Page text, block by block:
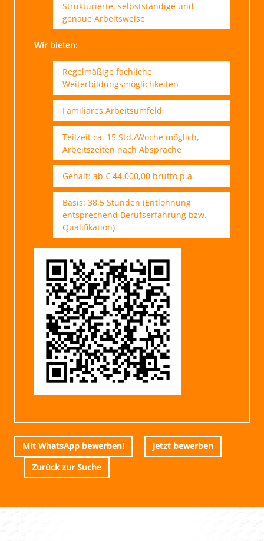
Strukturierte, selbstständige und
genaue Arbeitsweise
Wir bieten:
Regelmäßige fachliche
Weiterbildungsmöglichkeiten
Familiäres Arbeitsumfeld
Teilzeit ca. 15 Std./Woche möglich,
Arbeitszeiten nach Absprache
Gehalt: ab € 44.000,00 brutto p.a.
Basis: 38,5 Stunden (Entlohnung
entsprechend Berufserfahrung bzw.
Qualifikation)
Mit WhatsApp bewerben!
Jetzt bewerben
Zurück zur Suche